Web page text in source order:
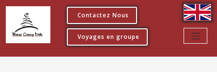
Contactez Nous
Voyages en groupe